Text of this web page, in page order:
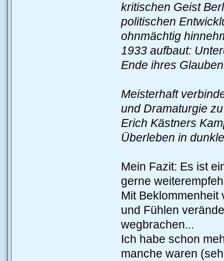
kritischen Geist
politischen
ohnmächtig
1933 aufbaut:
Ende ihres
Meisterhaft
und Dramaturgie
Erich Kästners
Überleben in
Mein Fazit: Es ist
gerne
Mit
und Fühlen
wegbrachen...
Ich habe schon
manche waren